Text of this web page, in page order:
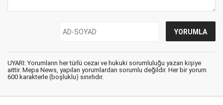
UYARI: Yorumların her türlü cezai ve hukuki sorumluluğu yazan kişiye
aittir. Mepa News, yapılan yorumlardan sorumlu değildir. Her bir yorum
600 karakterle (boşluklu) sınırlıdır.